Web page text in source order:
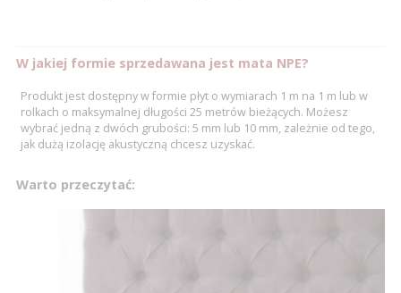
W jakiej formie sprzedawana jest mata NPE?
Produkt jest dostępny w formie płyt o wymiarach 1 m na 1 m lub w
rolkach o maksymalnej długości 25 metrów bieżących. Możesz
wybrać jedną z dwóch grubości: 5 mm lub 10 mm, zależnie od tego,
jak dużą izolację akustyczną chcesz uzyskać.
Warto przeczytać: